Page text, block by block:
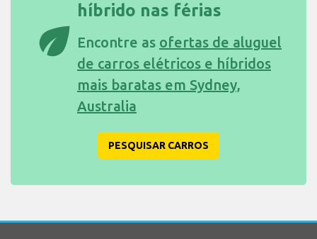
eco
híbrido nas férias
Encontre as ofertas de aluguel
de carros elétricos e híbridos
mais baratas em Sydney,
Australia
PESQUISAR CARROS